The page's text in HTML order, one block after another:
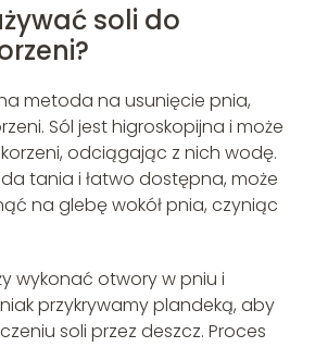
soli do
metoda na usunięcie pnia,
Sól jest higroskopijna i może
odciągając z nich wodę.
tania i łatwo dostępna, może
na glebę wokół pnia, czyniąc
wykonać otwory w pniu i
przykrywamy plandeką, aby
soli przez deszcz. Proces